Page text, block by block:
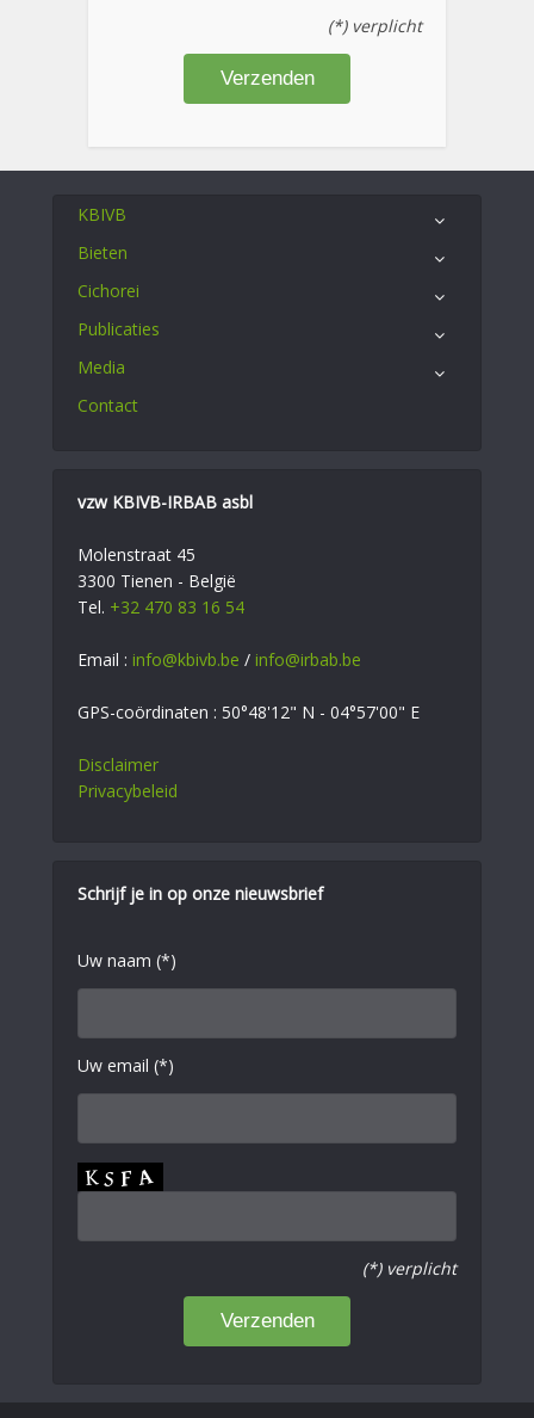
(*) verplicht
KBIVB
Bieten
Cichorei
Publicaties
Media
Contact
vzw KBIVB-IRBAB asbl
Molenstraat 45
3300 Tienen - België
Tel. +32 470 83 16 54
Email : info@kbivb.be / info@irbab.be
GPS-coördinaten : 50°48'12" N - 04°57'00" E
Disclaimer
Privacybeleid
Schrijf je in op onze nieuwsbrief
Uw naam (*)
Uw email (*)
(*) verplicht